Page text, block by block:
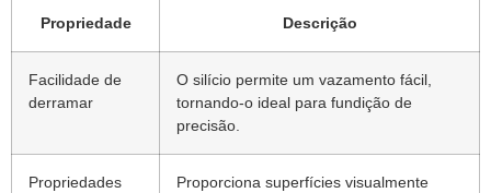
Propriedade Descrição
Facilidade de
derramar
O silício permite um vazamento fácil,
tornando-o ideal para fundição de
precisão.
Propriedades
Proporciona superfícies visualmente